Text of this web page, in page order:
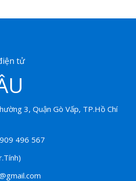
tử
3, Quận Gò Vấp, TP.Hồ Chí
496 567